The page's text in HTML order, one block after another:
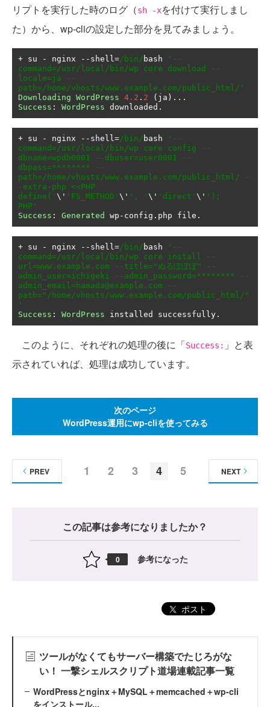
リプトを実行した時のログ（sh -xを付けて実行しまし
た）から、wp-cliの設定した部分を見てみましょう。
+ su - nginx -- shell =/bin/ bash
'--
command=/usr/local/bin/wp core download --
locale=ja --
path=/home/vhosts/www.example.com/public_html/'
Downloading WordPress 4.2 . 2 ( ja )...
Success : WordPress downloaded .
+ su - nginx -- shell =/bin/ bash
'--
command=/usr/local/bin/wp core config --
dbname=wpdb0001 --dbuser=user0001 --
dbpass=******** --
path=/home/vhosts/www.example.com/public_html/ -
-extra-php <<PHP
define(' \' 'FS_METHOD' \' ', ' \' 'direct' \' ');
PHP'
Success : Generated wp - config . php file .
+ su - nginx -- shell =/bin/ bash
'--
command=/usr/local/bin/wp core install --
url=www.example.com --title="ぬるぽぽぽ" --
admin_user=ichigeki --admin_password=******** --
admin_email=hamada@example.com --
path="/home/vhosts/www.example.com/public_html/"
'
Success : WordPress installed successfully .
このように、それぞれの処理の後に「Success: 」と表
示されていれば、処理は成功しています。
次のページ
WordPress運用にwp-cliを使ってみる
1 2 3 4 5
PREV NEXT
この記事は参考になりましたか？
0 参考になった
ポスト
ツールがなくてもサーバー構築でたじろがな
い！ 一撃シェルスクリプト道場連載記事一覧
WordPressとnginx＋MySQL＋memcached＋wp-cli
をインストール...